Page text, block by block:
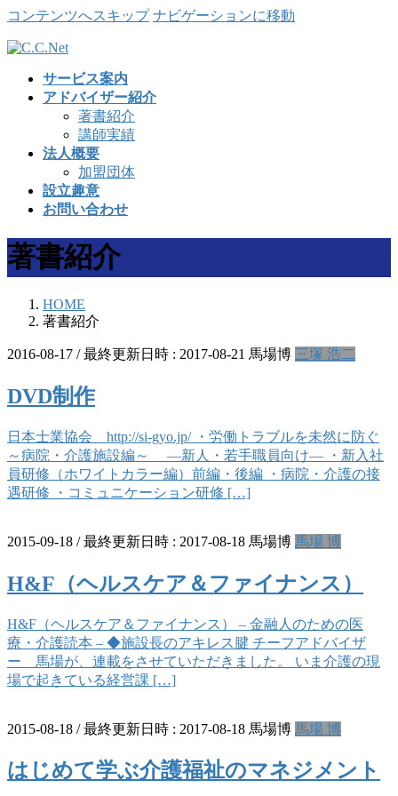
コンテンツへスキップ ナビゲーションに移動
サービス案内
アドバイザー紹介
著書紹介
講師実績
法人概要
加盟団体
設立趣意
お問い合わせ
著書紹介
HOME
著書紹介
2016-08-17 / 最終更新日時 : 2017-08-21 馬場博 三塚 浩二
DVD制作
日本士業協会 http://si-gyo.jp/ ・労働トラブルを未然に防ぐ
～病院・介護施設編～ ―新人・若手職員向け― ・新入社
員研修（ホワイトカラー編）前編・後編 ・病院・介護の接
遇研修 ・コミュニケーション研修 […]
2015-09-18 / 最終更新日時 : 2017-08-18 馬場博 馬場 博
H&F（ヘルスケア＆ファイナンス）
H&F（ヘルスケア＆ファイナンス） – 金融人のための医
療・介護読本 – ◆施設長のアキレス腱 チーフアドバイザ
ー 馬場が、連載をさせていただきました。 いま介護の現
場で起きている経営課 […]
2015-08-18 / 最終更新日時 : 2017-08-18 馬場博 馬場 博
はじめて学ぶ介護福祉のマネジメント